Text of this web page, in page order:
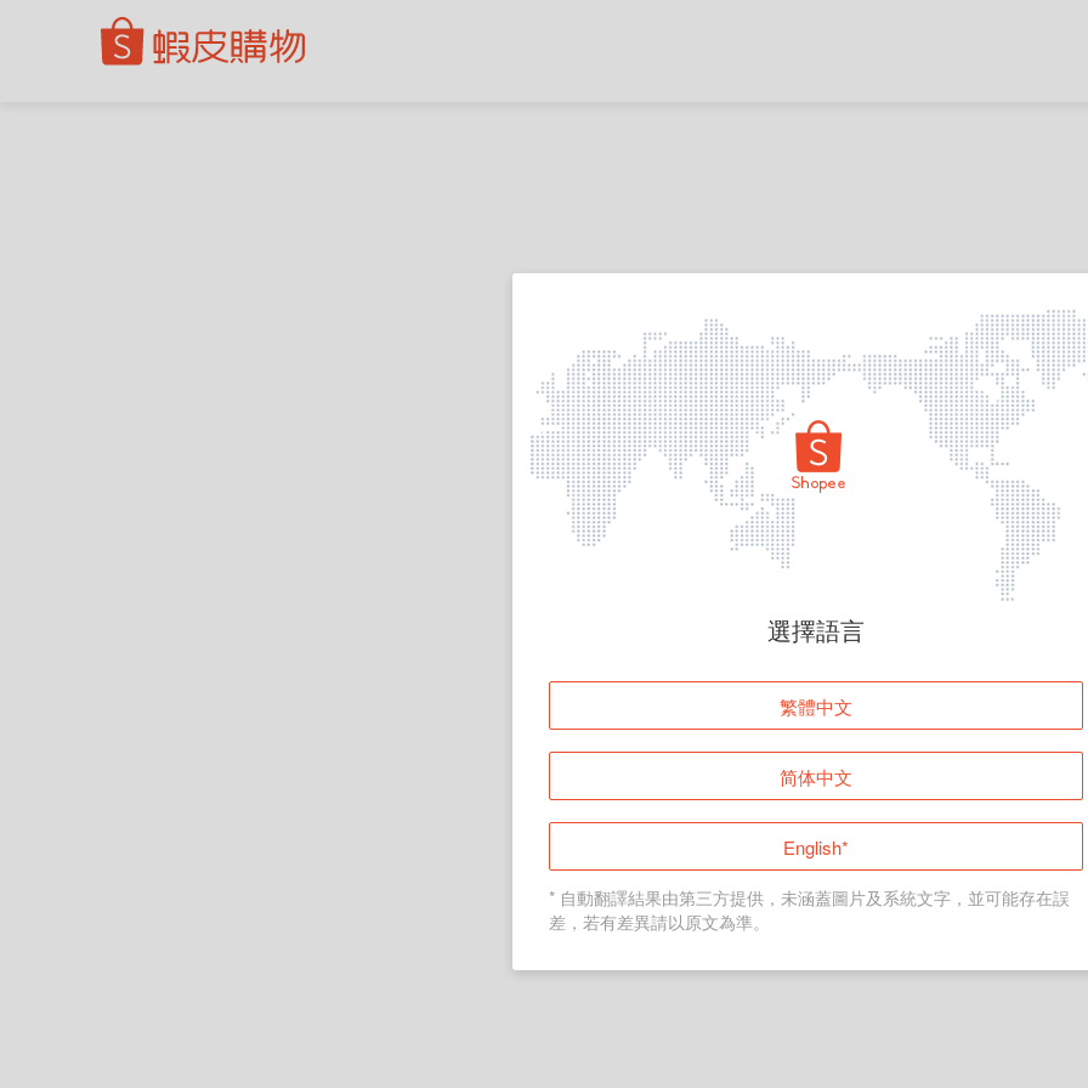
頁面無法顯示
登入
返回首頁
選擇語言
繁體中文
简体中文
English*
* 自動翻譯結果由第三方提供，未涵蓋圖片及系統文字，並可能存在誤
差，若有差異請以原文為準。